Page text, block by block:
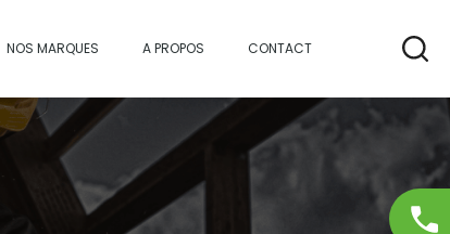
NOS MARQUES A PROPOS CONTACT